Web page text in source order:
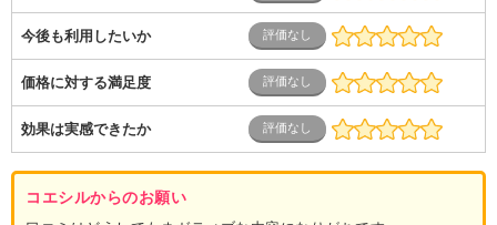
今後も利用したいか
価格に対する満足度
効果は実感できたか
コエシルからのお願い